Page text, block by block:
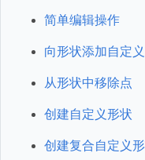
简单编辑操作
向形状添加自定
从形状中移除点
创建自定义形状
创建复合自定义